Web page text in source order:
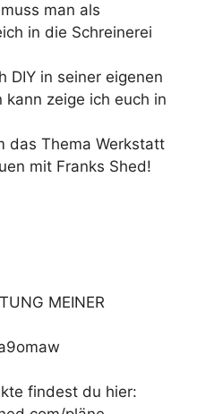
man als
in die Schreinerei
DIY in seiner eigenen
zeige ich euch in
das Thema Werkstatt
mit Franks Shed!
MEINER
findest du hier: